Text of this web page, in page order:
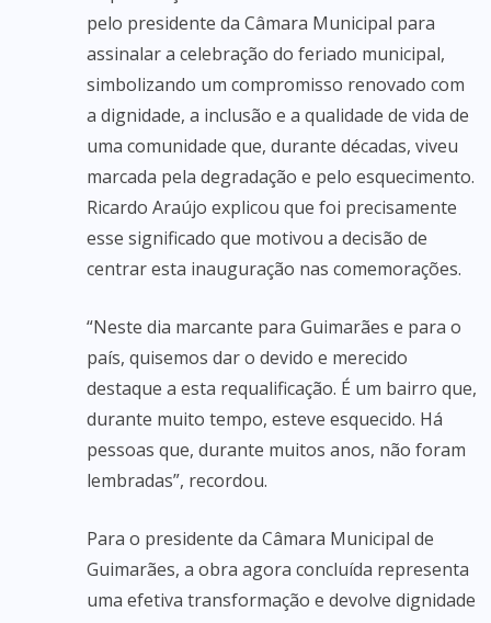
pelo presidente da Câmara Municipal para
assinalar a celebração do feriado municipal,
simbolizando um compromisso renovado com
a dignidade, a inclusão e a qualidade de vida de
uma comunidade que, durante décadas, viveu
marcada pela degradação e pelo esquecimento.
Ricardo Araújo explicou que foi precisamente
esse significado que motivou a decisão de
centrar esta inauguração nas comemorações.
“Neste dia marcante para Guimarães e para o
país, quisemos dar o devido e merecido
destaque a esta requalificação. É um bairro que,
durante muito tempo, esteve esquecido. Há
pessoas que, durante muitos anos, não foram
lembradas”, recordou.
Para o presidente da Câmara Municipal de
Guimarães, a obra agora concluída representa
uma efetiva transformação e devolve dignidade